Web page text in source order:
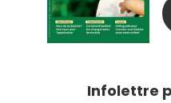
Infolettre